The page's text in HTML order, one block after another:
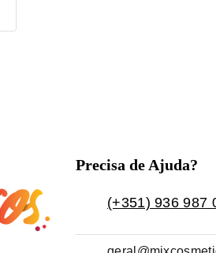
Precisa de Ajuda?
(+351) 936 987